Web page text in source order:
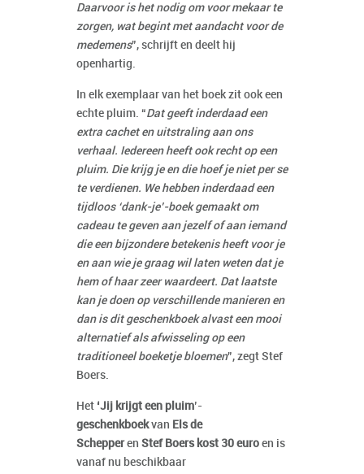
Daarvoor is het nodig om voor mekaar te
zorgen, wat begint met aandacht voor de
medemens”, schrijft en deelt hij
openhartig.
In elk exemplaar van het boek zit ook een
echte pluim. “Dat geeft inderdaad een
extra cachet en uitstraling aan ons
verhaal. Iedereen heeft ook recht op een
pluim. Die krijg je en die hoef je niet per se
te verdienen. We hebben inderdaad een
tijdloos ‘dank-je’-boek gemaakt om
cadeau te geven aan jezelf of aan iemand
die een bijzondere betekenis heeft voor je
en aan wie je graag wil laten weten dat je
hem of haar zeer waardeert. Dat laatste
kan je doen op verschillende manieren en
dan is dit geschenkboek alvast een mooi
alternatief als afwisseling op een
traditioneel boeketje bloemen”, zegt Stef
Boers.
Het ‘Jij krijgt een pluim’-
geschenkboekvan Els de
Schepperen Stef Boers kost 30 euro en is
vanaf nu beschikbaar